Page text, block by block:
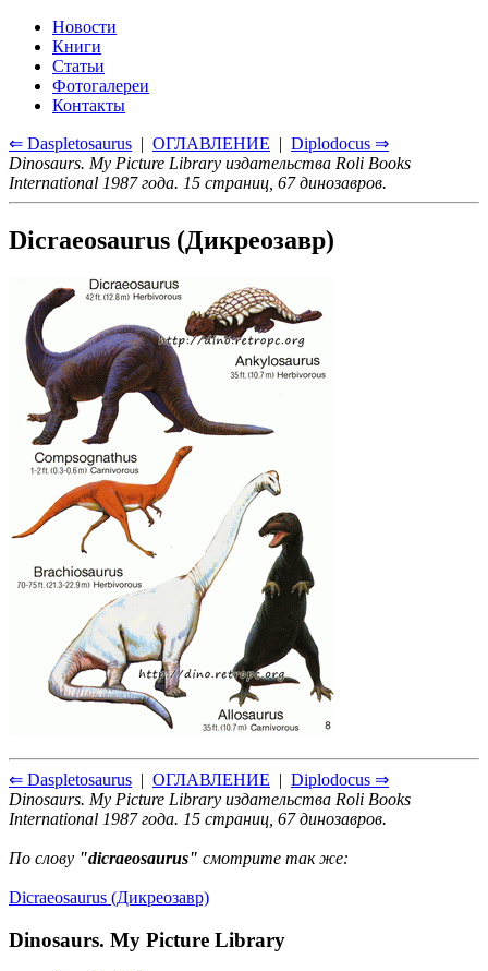
Новости
Книги
Статьи
Фотогалереи
Контакты
⇐ Daspletosaurus | ОГЛАВЛЕНИЕ | Diplodocus ⇒
Dinosaurs. My Picture Library издательства Roli Books
International 1987 года. 15 страниц, 67 динозавров.
Dicraeosaurus (Дикреозавр)
⇐ Daspletosaurus | ОГЛАВЛЕНИЕ | Diplodocus ⇒
Dinosaurs. My Picture Library издательства Roli Books
International 1987 года. 15 страниц, 67 динозавров.
По слову "dicraeosaurus" смотрите так же:
Dicraeosaurus (Дикреозавр)
Dinosaurs. My Picture Library